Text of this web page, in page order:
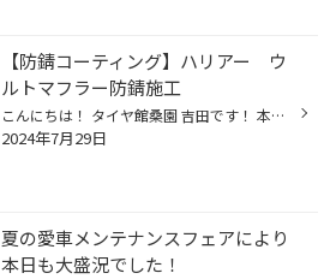
【防錆コーティング】ハリアー ウ
ルトマフラー防錆施工
こんにちは！ タイヤ館桑園 吉田です！ 本日は、あいにくの雨模様・・・皆様いかがお過ごしでしょうか！ お車の運転にはお気を付けください！ さて、先日 トヨタ ハリアーで オイル交換ご来店のお客様に 「ウルト 耐熱ラッカースプレー」を使った マフラー防錆コーティングを施工いただきました！！...
2024年7月29日
夏の愛車メンテナンスフェアにより
本日も大盛況でした！